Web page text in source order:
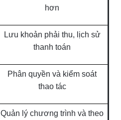
hơn
Lưu khoản phải thu, lịch sử
thanh toán
Phân quyền và kiểm soát
thao tác
Quản lý chương trình và theo